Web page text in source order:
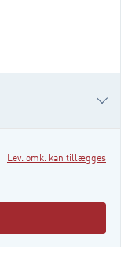
Lev. omk. kan tillægges